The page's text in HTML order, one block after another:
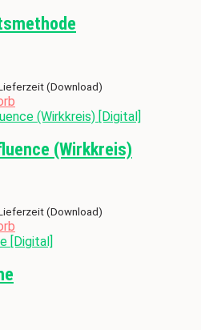
(Download)
(Wirkkreis)
(Download)